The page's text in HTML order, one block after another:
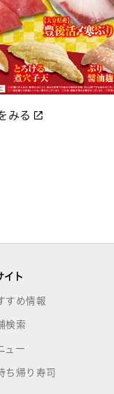
みる
イト
すめ情報
検索
ュー
ち帰り寿司